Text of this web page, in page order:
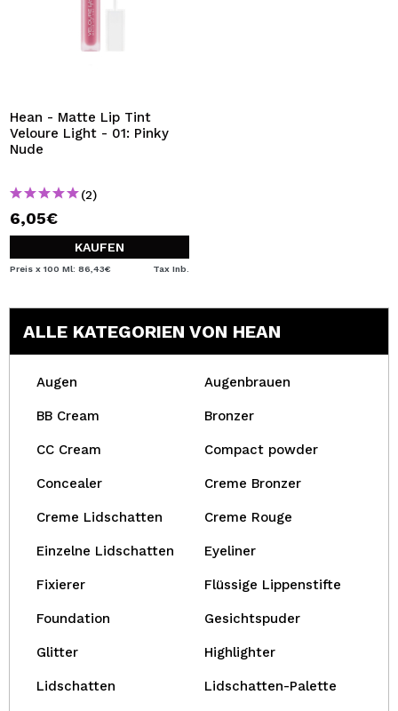
Hean - Matte Lip Tint
Veloure Light - 01: Pinky
Nude
(2)
6,05€
KAUFEN
Preis x 100 Ml: 86,43€ Tax Inb.
ALLE KATEGORIEN VON HEAN
Augen Augenbrauen
BB Cream Bronzer
CC Cream Compact powder
Concealer Creme Bronzer
Creme Lidschatten Creme Rouge
Einzelne Lidschatten Eyeliner
Fixierer Flüssige Lippenstifte
Foundation Gesichtspuder
Glitter Highlighter
Lidschatten Lidschatten-Palette